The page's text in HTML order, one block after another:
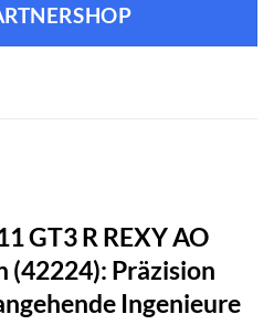
GT3 R REXY AO
(42224): Präzision
Ingenieure